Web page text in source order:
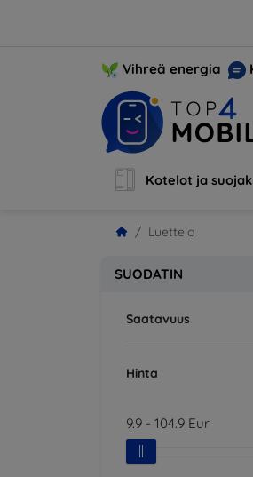
Vihreä energia
Kotelot ja
Luettelo
SUODATIN
Saatavuus
Hinta
9.9 - 104.9 Eur